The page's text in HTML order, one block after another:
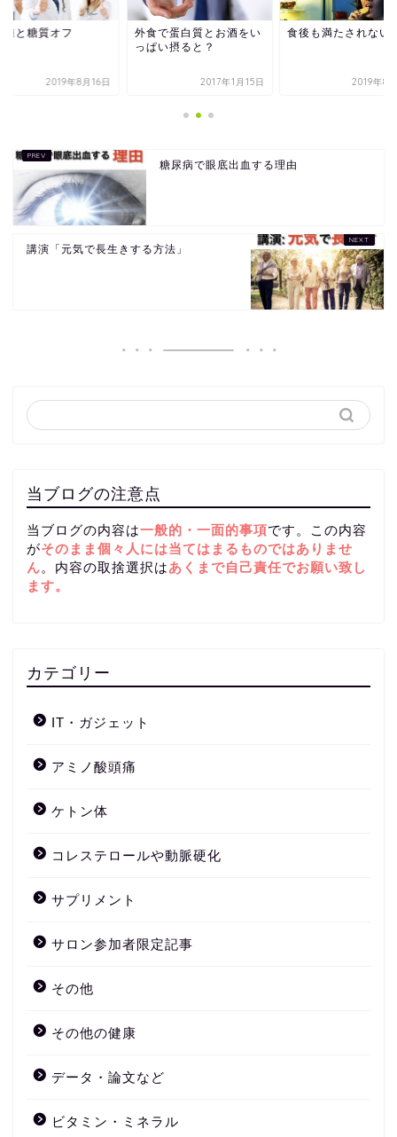
値と糖質オフ
2019年8月16日
外食で蛋白質とお酒をい
っぱい摂ると？
2017年1月15日
食後も満たされない
2019年8
糖尿病で眼底出血する理由
講演「元気で長生きする方法」
当ブログの注意点
当ブログの内容は一般的・一面的事項です。この内容
がそのまま個々人には当てはまるものではありませ
ん。内容の取捨選択はあくまで自己責任でお願い致し
ます。
カテゴリー
IT・ガジェット
アミノ酸頭痛
ケトン体
コレステロールや動脈硬化
サプリメント
サロン参加者限定記事
その他
その他の健康
データ・論文など
ビタミン・ミネラル